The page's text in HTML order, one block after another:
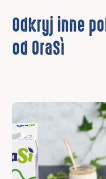
Odkryj inne
od OraSì
Odkryj